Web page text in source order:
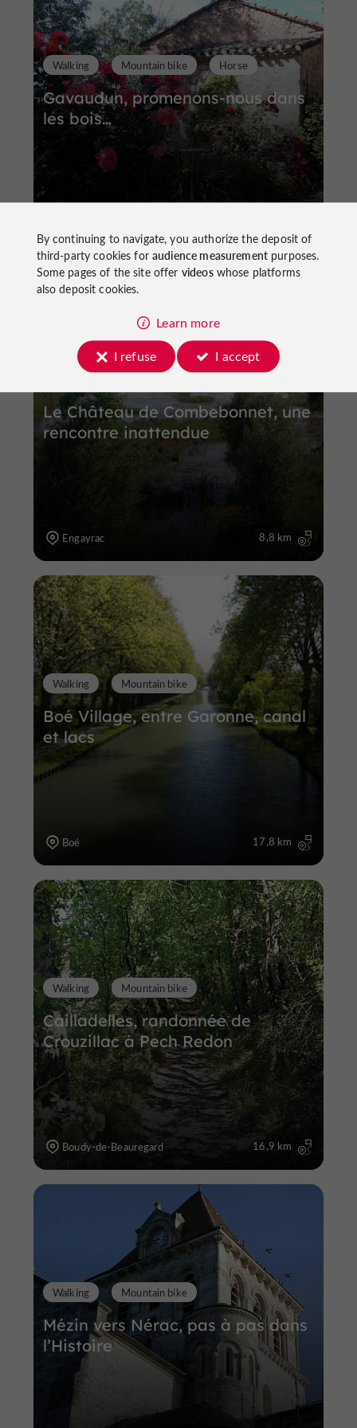
Gavaudun, promenons-nous dans
les bois…
Walking Mountain bike Horse
Le Château de Combebonnet, une
rencontre inattendue
Engayrac 8,8 km
Boé Village, entre Garonne, canal
et lacs
Walking Mountain bike
Boé 17,8 km
Cailladelles, randonnée de
Crouzillac à Pech Redon
Walking Mountain bike
Boudy-de-Beauregard 16,9 km
Mézin vers Nérac, pas à pas dans
l’Histoire
Walking Mountain bike
By continuing to navigate, you authorize the deposit of
third-party cookies foraudience measurementpurposes.
Some pages of the site offer videoswhose platforms
also deposit cookies.
Learn more
I refuse
I accept